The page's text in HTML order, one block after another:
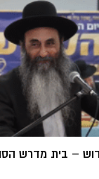
– בית מדרש